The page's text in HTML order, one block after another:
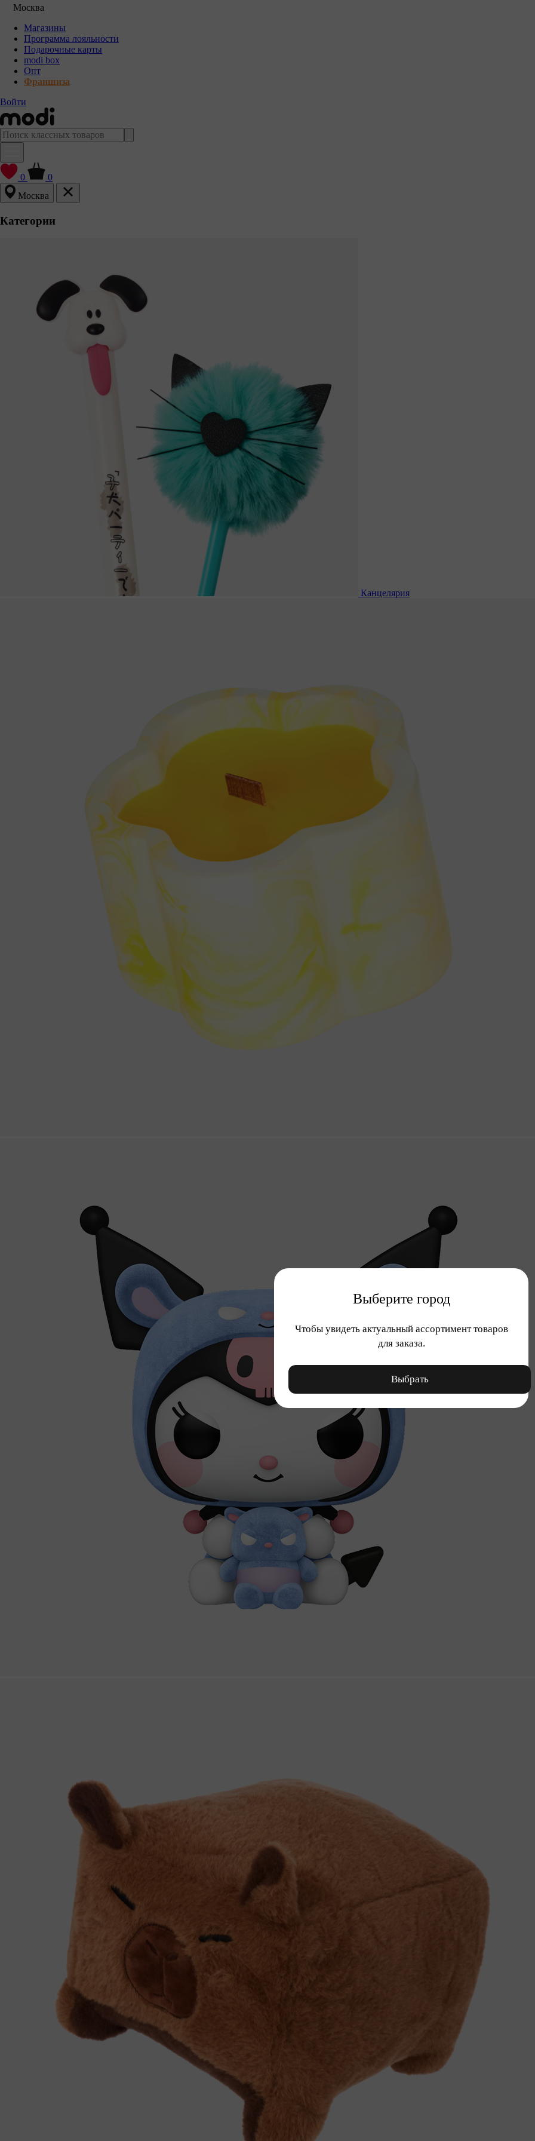
Москва
Магазины
Программа лояльности
Подарочные карты
modi box
Опт
Франшиза
Войти
0
0
Москва
Категории
Канцелярия
Выберите город
Чтобы увидеть актуальный ассортимент товаров
для заказа.
Выбрать